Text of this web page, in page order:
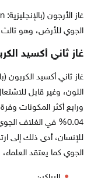
الجوي للأرض، وهو ثالث
غاز ثاني أكسيد
اللون، وغير قابل
ورابع أكثر المكونات
0.04% في الغلاف
الجوي كما يعتقد